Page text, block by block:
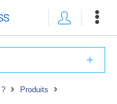
Produits